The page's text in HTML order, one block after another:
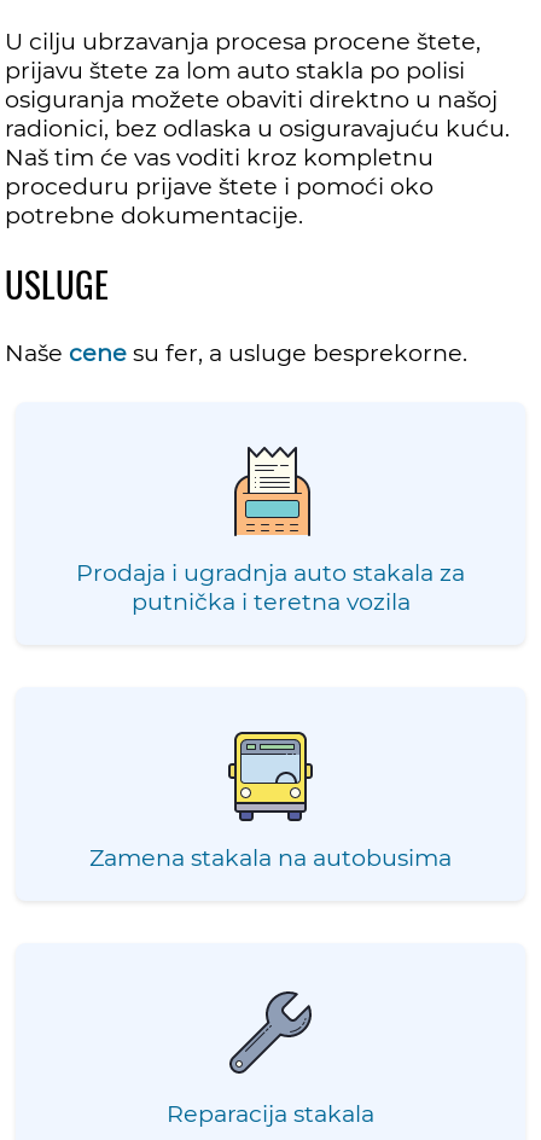
U cilju ubrzavanja procesa procene štete,
prijavu štete za lom auto stakla po polisi
osiguranja možete obaviti direktno u našoj
radionici, bez odlaska u osiguravajuću kuću.
Naš tim će vas voditi kroz kompletnu
proceduru prijave štete i pomoći oko
potrebne dokumentacije.
USLUGE
Naše cenesu fer, a usluge besprekorne.
Prodaja i ugradnja auto stakala za
putnička i teretna vozila
Zamena stakala na autobusima
Reparacija stakala